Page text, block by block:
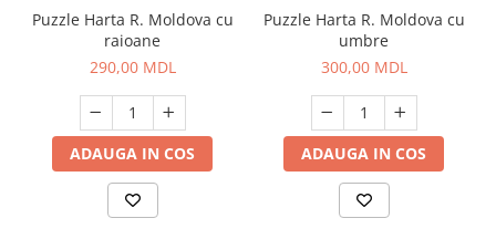
Puzzle Harta R. Moldova cu
raioane
290,00 MDL
ADAUGA IN COS
Puzzle Harta R. Moldova cu
umbre
300,00 MDL
ADAUGA IN COS